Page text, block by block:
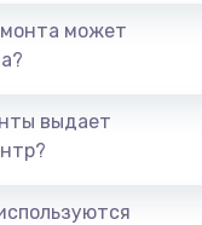
1440 руб.
южного моста
может
выдает